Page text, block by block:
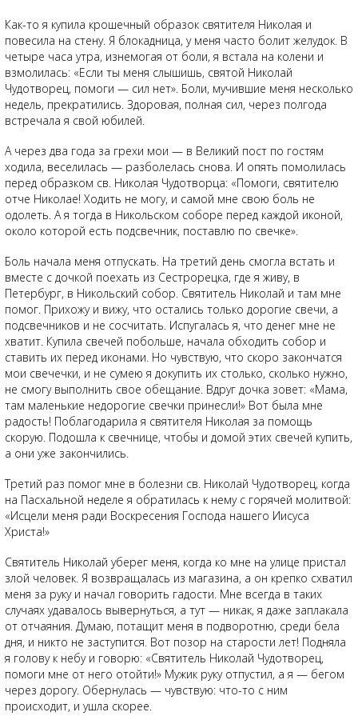
Как-то я купила крошечный образок святителя Николая и
повесила на стену. Я блокадница, у меня часто болит желудок. В
четыре часа утра, изнемогая от боли, я встала на колени и
взмолилась: «Если ты меня слышишь, святой Николай
Чудотворец, помоги — сил нет». Боли, мучившие меня несколько
недель, прекратились. Здоровая, полная сил, через полгода
встречала я свой юбилей.
А через два года за грехи мои — в Великий пост по гостям
ходила, веселилась — разболелась снова. И опять помолилась
перед образком св. Николая Чудотворца: «Помоги, святителю
отче Николае! Ходить не могу, и самой мне свою боль не
одолеть. А я тогда в Никольском соборе перед каждой иконой,
около которой есть подсвечник, поставлю по свечке».
Боль начала меня отпускать. На третий день смогла встать и
вместе с дочкой поехать из Сестрорецка, где я живу, в
Петербург, в Никольский собор. Святитель Николай и там мне
помог. Прихожу и вижу, что остались только дорогие свечи, а
подсвечников и не сосчитать. Испугалась я, что денег мне не
хватит. Купила свечей побольше, начала обходить собор и
ставить их перед иконами. Но чувствую, что скоро закончатся
мои свечечки, и не сумею я докупить их столько, сколько нужно,
не смогу выполнить свое обещание. Вдруг дочка зовет: «Мама,
там маленькие недорогие свечки принесли!» Вот была мне
радость! Поблагодарила я святителя Николая за помощь
скорую. Подошла к свечнице, чтобы и домой этих свечей купить,
а они уже закончились.
Третий раз помог мне в болезни св. Николай Чудотворец, когда
на Пасхальной неделе я обратилась к нему с горячей молитвой:
«Исцели меня ради Воскресения Господа нашего Иисуса
Христа!»
Святитель Николай уберег меня, когда ко мне на улице пристал
злой человек. Я возвращалась из магазина, а он крепко схватил
меня за руку и начал говорить гадости. Мне всегда в таких
случаях удавалось вывернуться, а тут — никак, я даже заплакала
от отчаяния. Думаю, потащит меня в подворотню, среди бела
дня, и никто не заступится. Вот позор на старости лет! Подняла
я голову к небу и говорю: «Святитель Николай Чудотворец,
помоги мне от него отойти!» Мужик руку отпустил, а я — бегом
через дорогу. Обернулась — чувствую: что-то с ним
происходит, и ушла скорее.